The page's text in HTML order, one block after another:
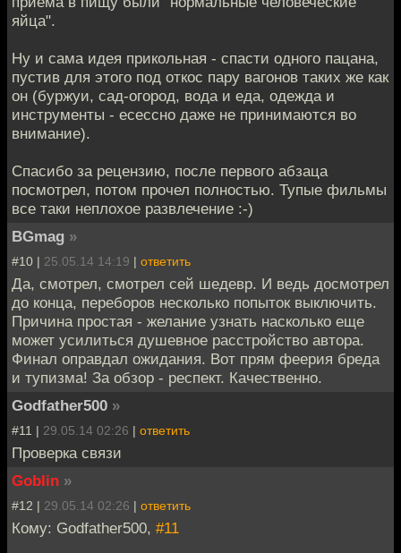
яйца".
Ну и сама идея прикольная - спасти одного пацана,
пустив для этого под откос пару вагонов таких же как
он (буржуи, сад-огород, вода и еда, одежда и
инструменты - есессно даже не принимаются во
внимание).
Спасибо за рецензию, после первого абзаца
посмотрел, потом прочел полностью. Тупые фильмы
все таки неплохое развлечение :-)
BGmag »
#10 | 25.05.14 14:19 | ответить
Да, смотрел, смотрел сей шедевр. И ведь досмотрел
до конца, переборов несколько попыток выключить.
Причина простая - желание узнать насколько еще
может усилиться душевное расстройство автора.
Финал оправдал ожидания. Вот прям феерия бреда
и тупизма! За обзор - респект. Качественно.
Godfather500 »
#11 | 29.05.14 02:26 | ответить
Проверка связи
Goblin »
#12 | 29.05.14 02:26 | ответить
Кому: Godfather500, #11